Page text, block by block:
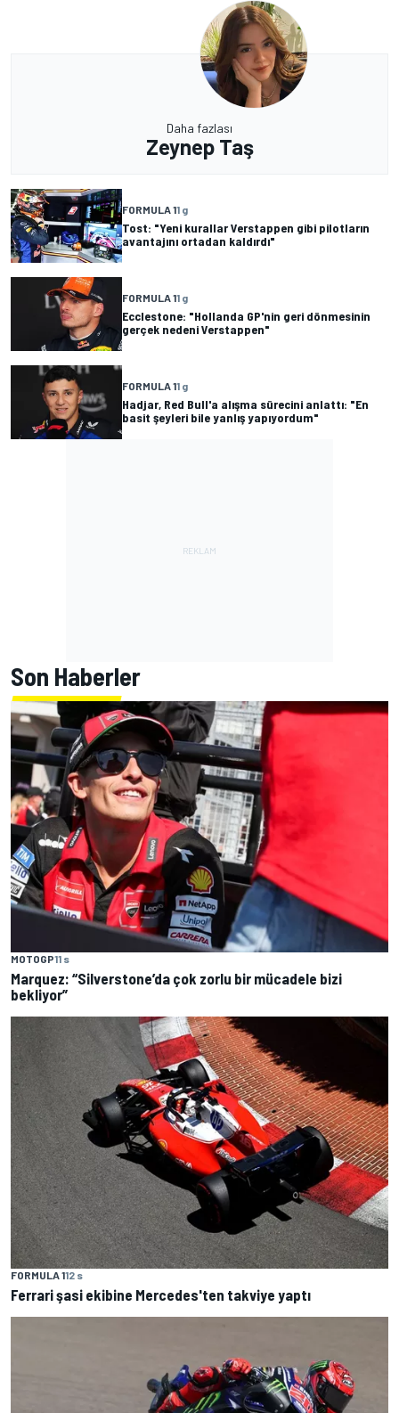
Daha fazlası
Zeynep Taş
FORMULA 11 g
Tost: "Yeni kurallar Verstappen gibi pilotların
avantajını ortadan kaldırdı"
FORMULA 11 g
Ecclestone: "Hollanda GP'nin geri dönmesinin
gerçek nedeni Verstappen"
FORMULA 11 g
Hadjar, Red Bull'a alışma sürecini anlattı: "En
basit şeyleri bile yanlış yapıyordum"
Son Haberler
MOTOGP11 s
Marquez: “Silverstone’da çok zorlu bir mücadele bizi
bekliyor”
FORMULA 112 s
Ferrari şasi ekibine Mercedes'ten takviye yaptı